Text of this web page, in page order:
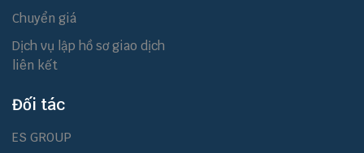
Chuyển giá
Dịch vụ lập hồ sơ giao dịch
liên kết
Đối tác
ES GROUP